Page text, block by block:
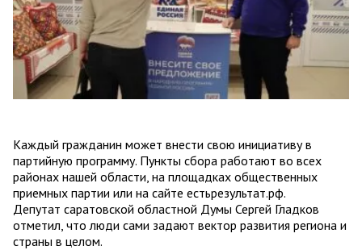
Каждый гражданин может внести свою инициативу в
партийную программу. Пункты сбора работают во всех
районах нашей области, на площадках общественных
приемных партии или на сайте естьрезультат.рф.
Депутат саратовской областной Думы Сергей Гладков
отметил, что люди сами задают вектор развития региона и
страны в целом.